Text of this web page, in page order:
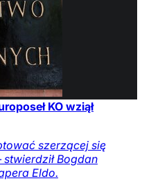
KO wziął
szerzącej się
Bogdan
Eldo.